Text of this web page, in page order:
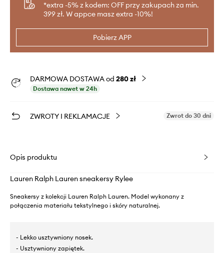
*extra -5% z kodem: OFF przy zakupach za min.
399 zł. W appce masz extra -10%!
Pobierz APP
DARMOWA DOSTAWA od 280 zł
Dostawa nawet w 24h
ZWROTY I REKLAMACJE Zwrot do 30 dni
Opis produktu
Lauren Ralph Lauren sneakersy Rylee
Sneakersy z kolekcji Lauren Ralph Lauren. Model wykonany z
połączenia materiału tekstylnego i skóry naturalnej.
- Lekko usztywniony nosek.
- Usztywniony zapiętek.